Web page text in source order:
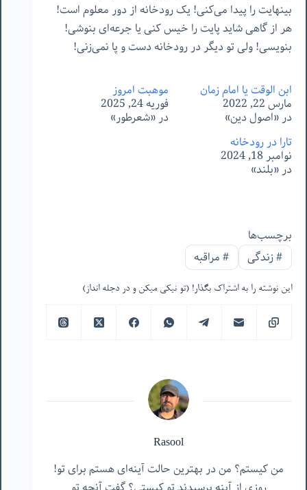
بینهایت را پیدا می‌کنی! یک رودخانه از دور معلوم است!
هر از گاهی شاید پایت را خیس کنی یا جرعه‌ای بنوشی!
بنویسی! ولی تو دیگر در رودخانه دست و پا نمی‌زنی!
ابن الوقت یا امام زمان
مارس 22, 2022
در «اصول دین»
موهبت امروز
فوریه 24, 2025
در «شعرطور»
تارا در رودخانه
نوامبر 18, 2024
در «بلند»
برچسب‌ها
#زندگی #مراقبه
این نوشته را به اشتراک بگذار! (تو نیکی میکن و در دجله انداز)
Rasool
من کیستم؟ من در بهترین حالت آینه‌ای هستم برای تو!